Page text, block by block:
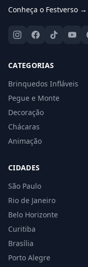
Conheça o Festverso →
CATEGORIAS
Brinquedos Infláveis
Pegue e Monte
Decoração
Chácaras
Animação
CIDADES
São Paulo
Rio de Janeiro
Belo Horizonte
Curitiba
Brasília
Porto Alegre